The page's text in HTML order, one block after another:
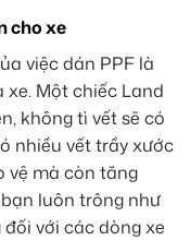
cho xe
việc dán PPF là
Một chiếc Land
không tì vết sẽ có
nhiều vết trầy xước
vệ mà còn tăng
luôn trông như
với các dòng xe